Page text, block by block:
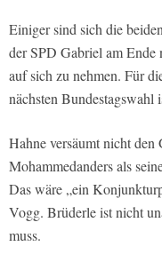
Einiger sind sich die
der SPD Gabriel am Ende
auf sich zu nehmen. Für
nächsten Bundestagswahl
Hahne versäumt nicht den
Mohammedanders als
Das wäre „ein
Vogg. Brüderle ist nicht
muss.